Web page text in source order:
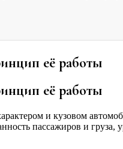
её работы
её работы
и кузовом
пассажиров и